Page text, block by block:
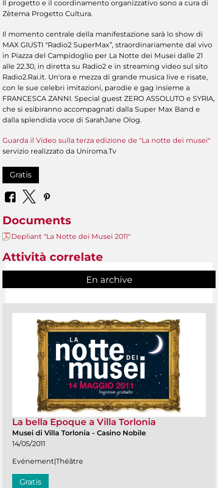
Il progetto e il coordinamento organizzativo sono a cura di
Zètema Progetto Cultura.
Il momento centrale della manifestazione sarà lo show di
MAX GIUSTI "Radio2 SuperMax”, straordinariamente dal vivo
in Piazza del Campidoglio per La Notte dei Musei dalle 21
alle 22.30, in diretta su Radio2 e in streaming video sul sito
Radio2.Rai.it. Un'ora e mezza di grande musica live e risate,
con le sue celebri imitazioni, parodie e gag insieme a
FRANCESCA ZANNI. Special guest ZERO ASSOLUTO e SYRIA,
che si esibiranno accompagnati dalla Super Max Band e
dalla splendida voce di SarahJane Olog.
Guarda il Video sulla terza edizione de "La notte dei musei"
servizio realizzato da Uniroma.Tv
Gratis
Documents
Depliant "La Notte dei Musei 2011"
Attività correlate
En archive
La bella Epoque a Villa Torlonia
Musei di Villa Torlonia - Casino Nobile
14/05/2011
Evénement|Théâtre
Gratis